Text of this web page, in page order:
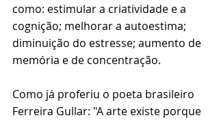
como: estimular a criatividade e a
cognição; melhorar a autoestima;
diminuição do estresse; aumento de
memória e de concentração.
Como já proferiu o poeta brasileiro
Ferreira Gullar: "A arte existe porque